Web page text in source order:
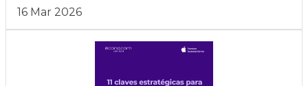
16 Mar 2026